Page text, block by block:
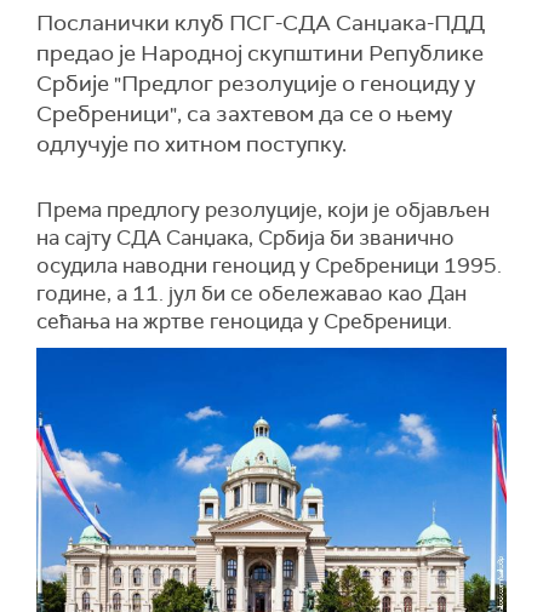
Посланички клуб ПСГ-СДА Санџака-ПДД
предао је Народној скупштини Републике
Србије "Предлог резолуције о геноциду у
Сребреници", са захтевом да се о њему
одлучује по хитном поступку.
Према предлогу резолуције, који је објављен
на сајту СДА Санџака, Србија би званично
осудила наводни геноцид у Сребреници 1995.
године, а 11. јул би се обележавао као Дан
сећања на жртве геноцида у Сребреници.